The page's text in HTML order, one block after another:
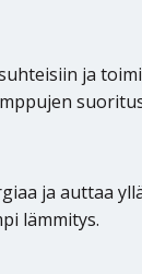
ja
ja auttaa
lämmitys.